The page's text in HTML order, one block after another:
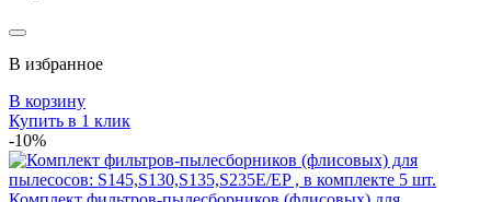
В избранное
В корзину
Купить в 1 клик
-10%